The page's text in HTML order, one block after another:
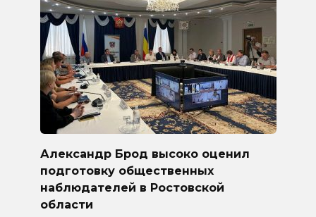
Александр Брод высоко оценил
подготовку общественных
наблюдателей в Ростовской
области